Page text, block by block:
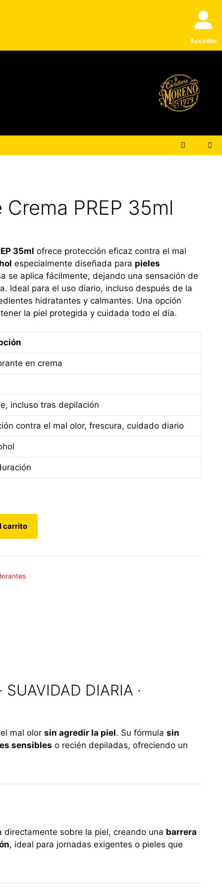
Acceder
PREP 35ml
35ml ofrece protección eficaz contra el mal
especialmente diseñada para pieles
se aplica fácilmente, dejando una sensación de
Ideal para el uso diario, incluso después de la
hidratantes y calmantes. Una opción
la piel protegida y cuidada todo el día.
en crema
incluso tras depilación
contra el mal olor, frescura, cuidado diario
carrito
DIARIA ·
mal olor sin agredir la piel. Su fórmula sin
sensibles o recién depiladas, ofreciendo un
directamente sobre la piel, creando una barrera
, ideal para jornadas exigentes o pieles que